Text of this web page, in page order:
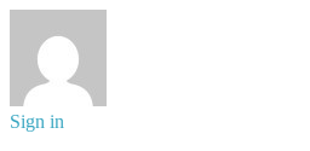
Sign in